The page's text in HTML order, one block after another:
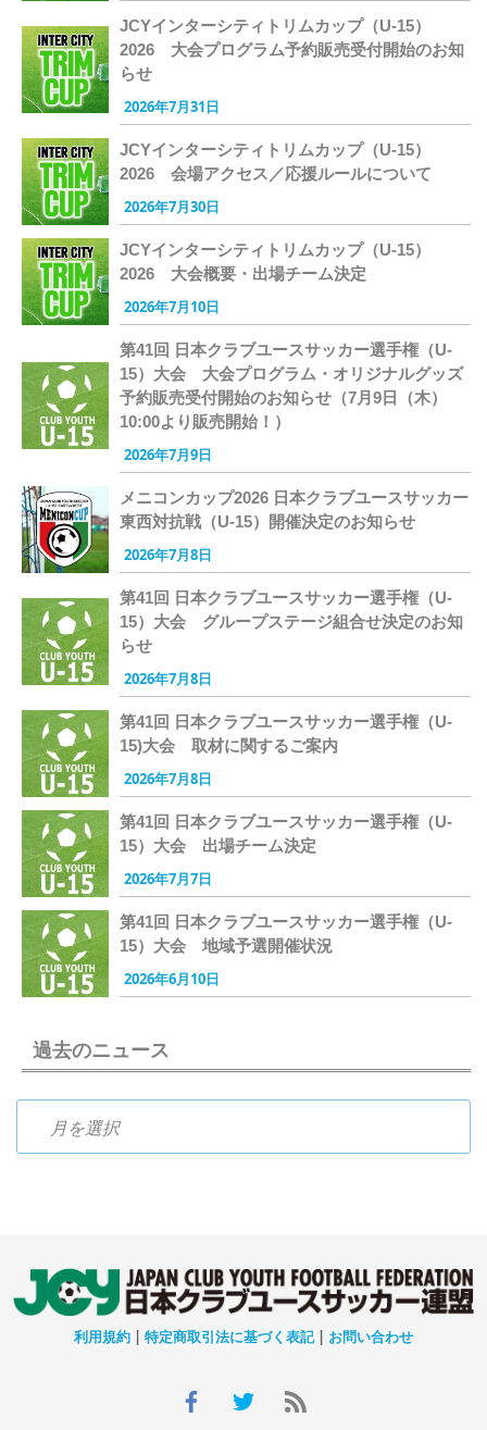
JCYインターシティトリムカップ（U-15）
2026 大会プログラム予約販売受付開始のお知
らせ
2026年7月31日
JCYインターシティトリムカップ（U-15）
2026 会場アクセス／応援ルールについて
2026年7月30日
JCYインターシティトリムカップ（U-15）
2026 大会概要・出場チーム決定
2026年7月10日
第41回 日本クラブユースサッカー選手権（U-
15）大会 大会プログラム・オリジナルグッズ
予約販売受付開始のお知らせ（7月9日（木）
10:00より販売開始！）
2026年7月9日
メニコンカップ2026 日本クラブユースサッカー
東西対抗戦（U-15）開催決定のお知らせ
2026年7月8日
第41回 日本クラブユースサッカー選手権（U-
15）大会 グループステージ組合せ決定のお知
らせ
2026年7月8日
第41回 日本クラブユースサッカー選手権（U-
15)大会 取材に関するご案内
2026年7月8日
第41回 日本クラブユースサッカー選手権（U-
15）大会 出場チーム決定
2026年7月7日
第41回 日本クラブユースサッカー選手権（U-
15）大会 地域予選開催状況
2026年6月10日
過去のニュース
利用規約 | 特定商取引法に基づく表記| お問い合わせ